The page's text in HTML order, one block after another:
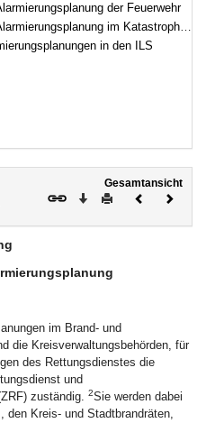
der Feuerwehr
im Katastrophenschutz
in den ILS
Gesamtansicht
Download
DruckenVorheriges
im Brand- und
die Kreisverwaltungsbehörden, für
des Rettungsdienstes die
und
zuständig. 2Sie werden dabei
den Kreis- und Stadtbrandräten,